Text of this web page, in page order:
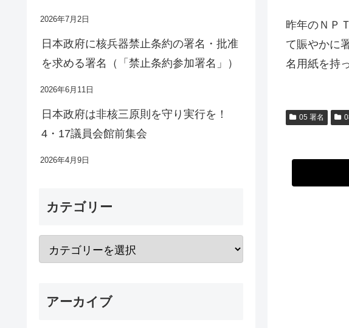
昨年のＮＰ
て賑やかに
名用紙を持
05 署名
2026年7月2日
日本政府に核兵器禁止条約の署名・批准
を求める署名（「禁止条約参加署名」）
2026年6月11日
日本政府は非核三原則を守り実行を！
4・17議員会館前集会
2026年4月9日
カテゴリー
アーカイブ